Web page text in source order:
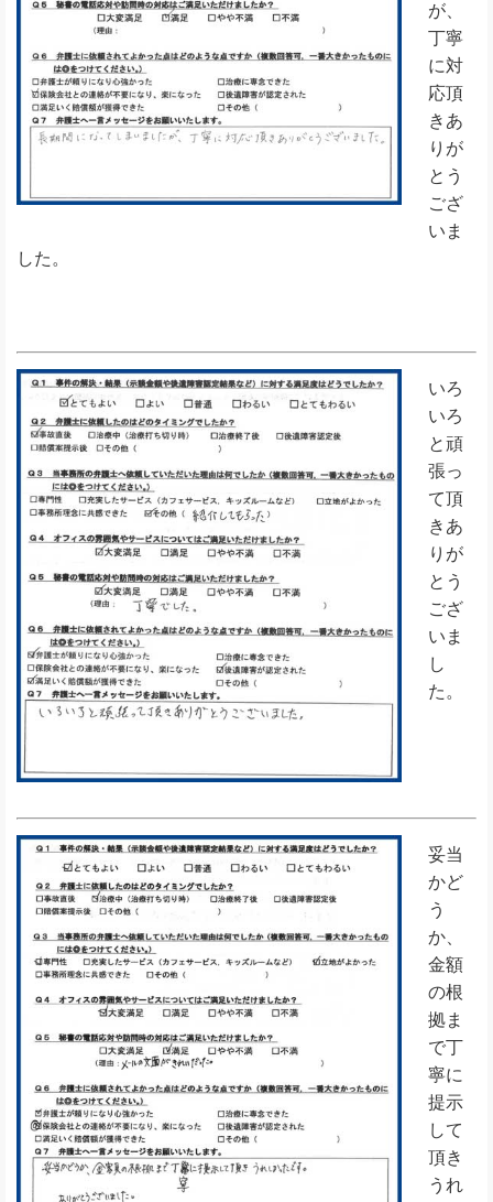
が、
丁寧
に対
応頂
きあ
りが
とう
ござ
いま
した。
いろ
いろ
と頑
張っ
て頂
きあ
りが
とう
ござ
いま
し
た。
妥当
かど
う
か、
金額
の根
拠ま
で丁
寧に
提示
して
頂き
うれ